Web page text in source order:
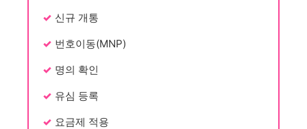
신규 개통
번호이동(MNP)
명의 확인
유심 등록
요금제 적용